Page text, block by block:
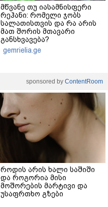
მწვანე თუ იასამნისფერი
რეჰანი: რომელი ჯობს
სალათისთვის და რა არის
მათ შორის მთავარი
განსხვავება?
gemrielia.ge
sponsored by ContentRoom
როდის არის ხალი საშიში
და როგორია მისი
მოშორების მარტივი და
უსაფრთხო გზები